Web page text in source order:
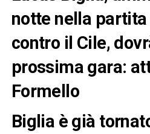
notte nella partita
contro il Cile,
prossima gara:
Formello
Biglia è già